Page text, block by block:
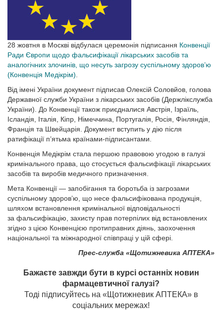
28 жовтня в Москві відбулася церемонія підписання Конвенції
Ради Європи щодо фальсифікації лікарських засобів та
аналогічних злочинів, що несуть загрозу суспільному здоров’ю
(Конвенція Медікрім)
Від імені України документ підписав Олексій Соловйов, голова
Державної служби України з лікарських засобів (Держлікслужба
України). До Конвенції також приєдналися Австрія, Ізраїль,
Ісландія, Італія, Кіпр, Німеччина, Португалія, Росія, Фінляндія,
Франція та Швейцарія. Документ вступить у дію після
ратифікації п’ятьма країнами-підписантами.
Конвенція Медікрім стала першою право­вою угодою в галузі
кримінального права, що стосується фальсифікації лікарських
засобів та виробів медичного призначення.
Мета Конвенції — запобігання та боротьба із загрозами
суспільному здоров’ю, що несе фальсифікована продукція,
шляхом встановлення кримінальної відповідальності
за фальсифікацію, захисту прав потерпілих від встановлених
згідно з цією Конвенцією протиправних діянь, заохочення
національної та міжнародної співпраці у цій сфері.
Прес-служба «Щотижневика АПТЕКА»
Бажаєте завжди бути в курсі останніх новин
фармацевтичної галузі?
Тоді підписуйтесь на «Щотижневик АПТЕКА» в
соціальних мережах!